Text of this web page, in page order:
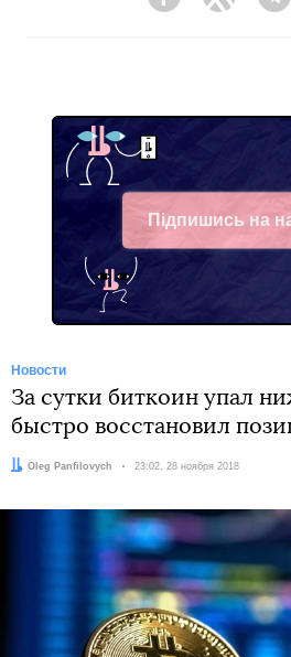
FacebookTwitter
Підпишись на
Telegram
Новости
За сутки биткоин упал
быстро восстановил
Автор:
Oleg Panfilovych Дата:
23:02, 28 ноября 2018